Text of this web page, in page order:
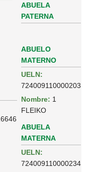
ABUELA
PATERNA
ABUELO
MATERNO
UELN:
724009110000203
Nombre: 1
FLEIKO
ABUELA
MATERNA
UELN:
724009110000234